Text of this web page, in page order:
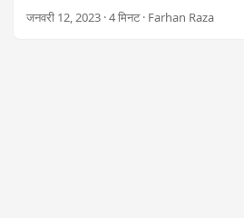
उपयोग करके प्रोग्रामिंग रूप से OCR फ़ंक्शन के
जनवरी 12, 2023 · 4 मिनट · Farhan Raza